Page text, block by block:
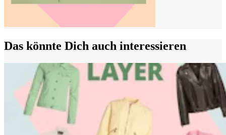
Das könnte Dich auch interessieren